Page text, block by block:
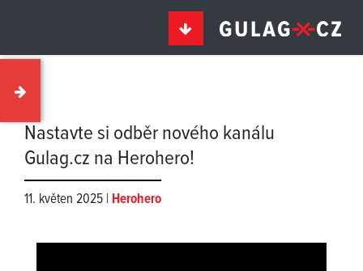
Nastavte si odběr nového kanálu
Gulag.cz na Herohero!
11. květen 2025 | Herohero